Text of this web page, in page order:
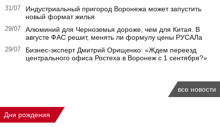
31/07
Индустриальный пригород Воронежа может запустить
новый формат жилья
29/07
Алюминий для Черноземья дороже, чем для Китая. В
августе ФАС решит, менять ли формулу цены РУСАЛа
29/07
Бизнес-эксперт Дмитрий Орищенко: «Ждем переезд
центрального офиса Ростеха в Воронеж с 1 сентября?»
все новости
Дни рождения